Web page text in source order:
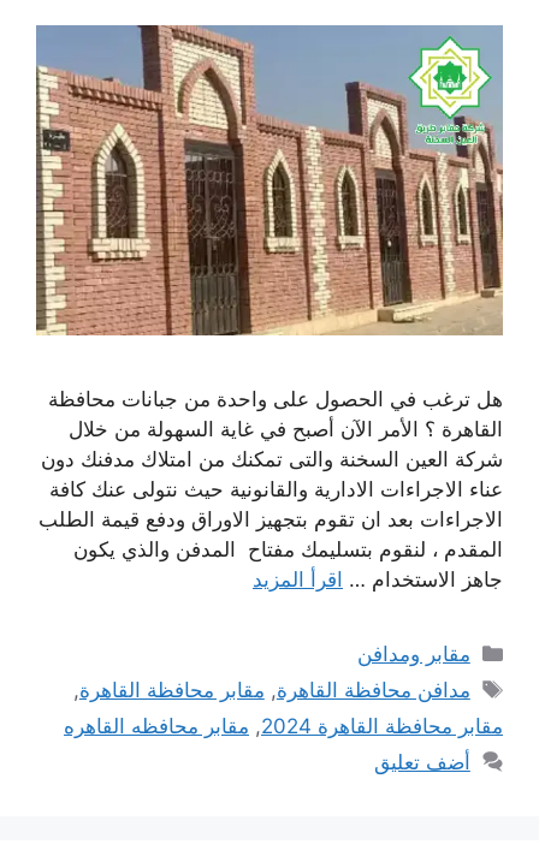
هل ترغب في الحصول على واحدة من جبانات محافظة
القاهرة ؟ الأمر الآن أصبح في غاية السهولة من خلال
شركة العين السخنة والتى تمكنك من امتلاك مدفنك دون
عناء الاجراءات الادارية والقانونية حيث نتولى عنك كافة
الاجراءات بعد ان تقوم بتجهيز الاوراق ودفع قيمة الطلب
المقدم ، لنقوم بتسليمك مفتاح المدفن والذي يكون
جاهز الاستخدام … اقرأ المزيد
التصنيفات
مقابر ومدافن
الوسوم
مدافن محافظة القاهرة, مقابر محافظة القاهرة,
مقابر محافظة القاهرة 2024
, مقابر محافظه القاهره
أضف تعليق